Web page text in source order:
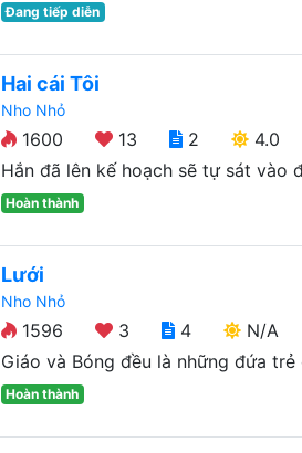
Đang tiếp diễn
Hai cái Tôi
Nho Nhỏ
1600 13 2
4.0
Hắn đã lên kế hoạch sẽ tự sát vào
Hoàn thành
Lưới
Nho Nhỏ
1596 3 4
N/A
Giáo và Bóng đều là những đứa trẻ
Hoàn thành